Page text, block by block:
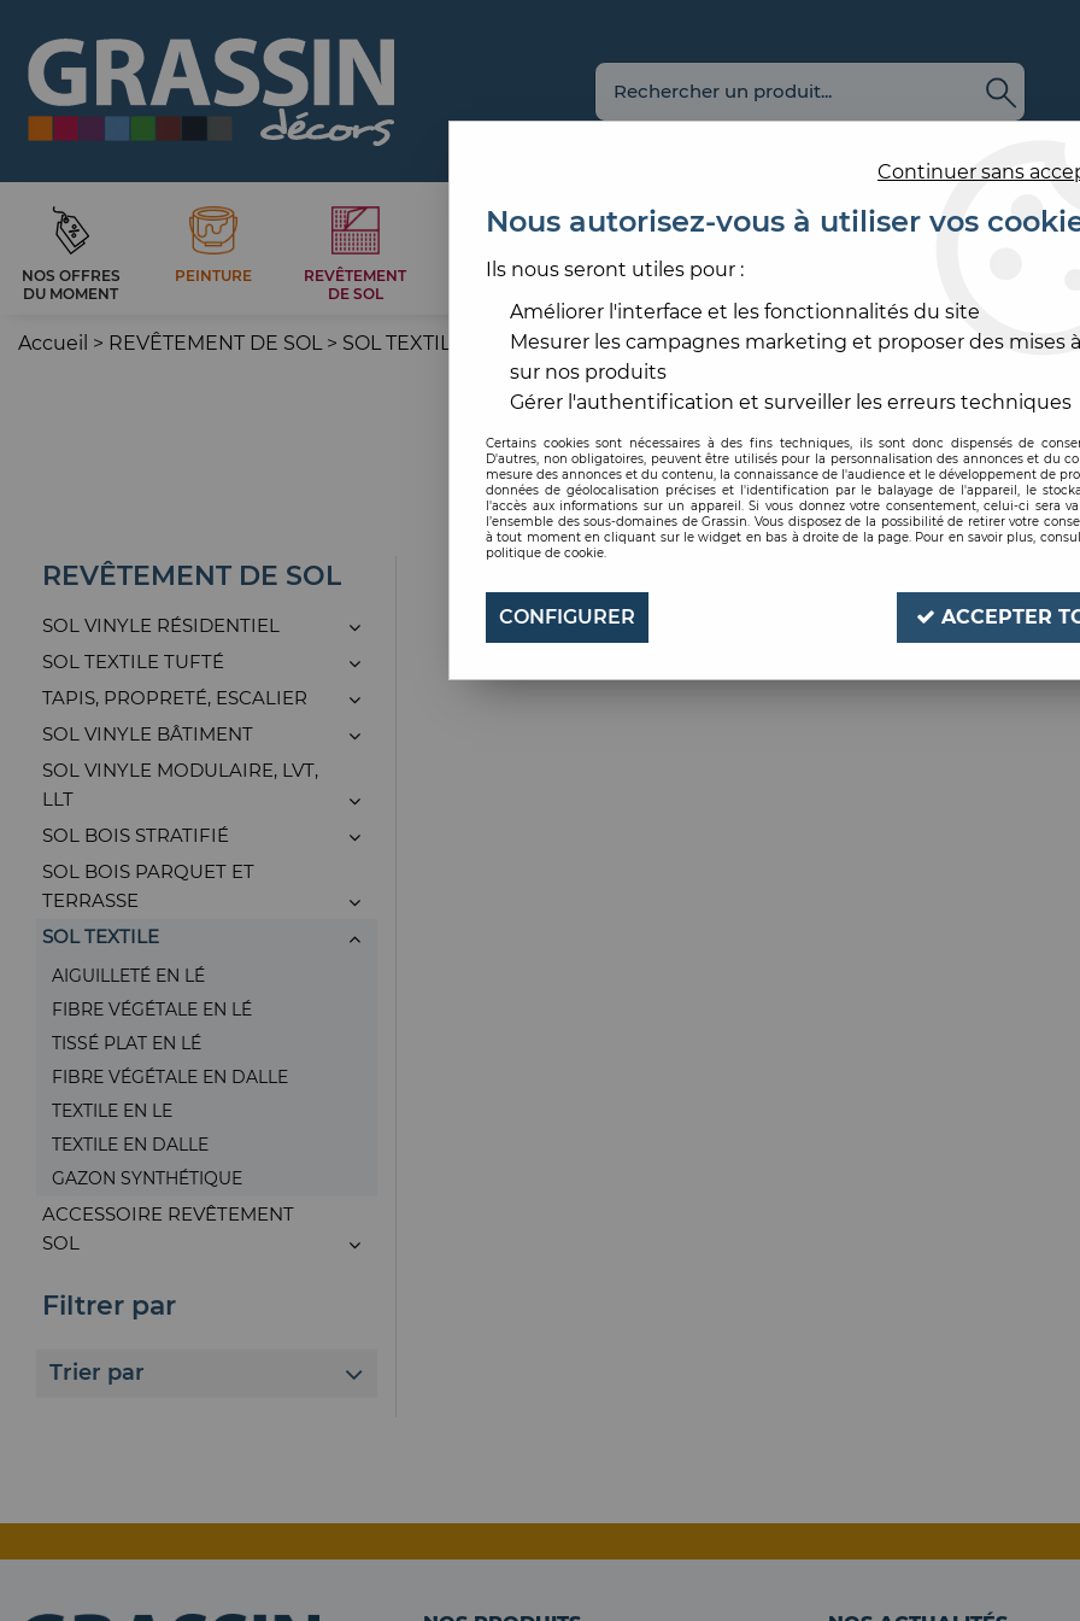
NOS OFFRES
DU MOMENT
PEINTURE
REVÊTEMENT
DE SOL
CARRELAGE
REVÊTEMENT
OUTILLAGE
Accueil > REVÊTEMENT DE SOL > SOL TEXTILE TAPIS SUR MESURE
TAPIS SUR MESURE
REVÊTEMENT DE SOL
SOL VINYLE RÉSIDENTIEL
SOL TEXTILE TUFTÉ
TAPIS, PROPRETÉ, ESCALIER
SOL VINYLE BÂTIMENT
SOL VINYLE MODULAIRE, LVT,
LLT
SOL BOIS STRATIFIÉ
SOL BOIS PARQUET ET
TERRASSE
SOL TEXTILE
AIGUILLETÉ EN LÉ
FIBRE VÉGÉTALE EN LÉ
TISSÉ PLAT EN LÉ
FIBRE VÉGÉTALE EN DALLE
TEXTILE EN LE
TEXTILE EN DALLE
GAZON SYNTHÉTIQUE
ACCESSOIRE REVÊTEMENT
SOL
Filtrer par
Trier par
Continuer sans
Nous autorisez-vous à utiliser vos
Ils nous seront utiles pour :
Améliorer l'interface et les fonctionnalités du site
Mesurer les campagnes marketing et proposer des mises
sur nos produits
Gérer l'authentification et surveiller les erreurs techniques
Certains cookies sont nécessaires à des fins techniques, ils sont donc dispensés de
D'autres, non obligatoires, peuvent être utilisés pour la personnalisation des annonces et du
mesure des annonces et du contenu, la connaissance de l'audience et le développement de
données de géolocalisation précises et l'identification par le balayage de l'appareil, le
l'accès aux informations sur un appareil. Si vous donnez votre consentement, celui-ci sera
l’ensemble des sous-domaines de Grassin. Vous disposez de la possibilité de retirer votre
à tout moment en cliquant sur le widget en bas à droite de la page. Pour en savoir plus,
politique de cookie.
CONFIGURER ACCEPTER